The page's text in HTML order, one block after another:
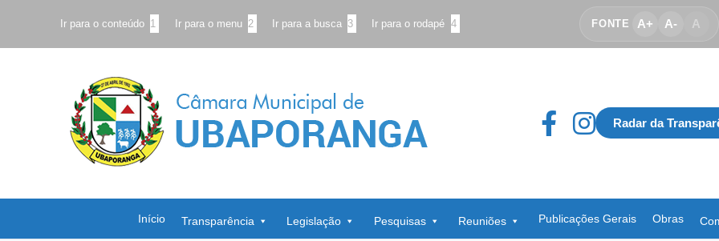
Ir para o conteúdo 1 Ir para o menu 2 Ir para a busca 3 Ir para o rodapé 4 FONTE A+ A- A
Radar da
Início Transparência Legislação Pesquisas Reuniões Publicações Gerais Obras